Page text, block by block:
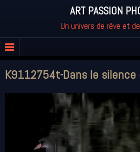
ART PASSION
Un univers de rêve et
K9112754t-Dans le silence